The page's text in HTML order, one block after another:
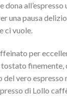
dona
una pausa
ci vuole.
per
finemente,
vero espresso
di Lollo